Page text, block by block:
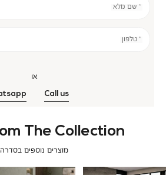
* שם מלא
* טלפון
או
Call us
The Collection
מוצרים נוספים בסדרה